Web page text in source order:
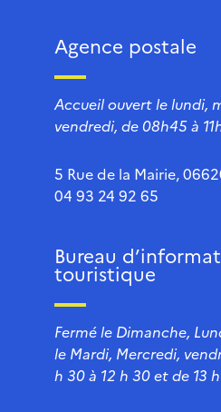
Agence postale
Accueil ouvert le lundi,
vendredi, de 08h45 à
5 Rue de la Mairie,
04 93 24 92 65
Bureau
touristique
Fermé le Dimanche,
le Mardi, Mercredi,
h 30 à 12 h 30 et de 13